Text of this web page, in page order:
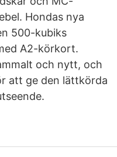
Hondas nya
500-kubiks
A2-körkort.
och nytt, och
att ge den lättkörda